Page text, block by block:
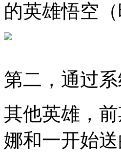
的英雄悟空
第二，通过
其他英雄，
娜和一开始